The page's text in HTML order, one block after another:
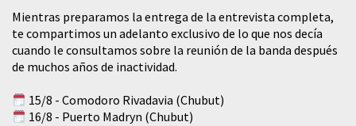
Mientras preparamos la entrega de la entrevista completa,
te compartimos un adelanto exclusivo de lo que nos decía
cuando le consultamos sobre la reunión de la banda después
de muchos años de inactividad.
15/8 - Comodoro Rivadavia (Chubut)
16/8 - Puerto Madryn (Chubut)